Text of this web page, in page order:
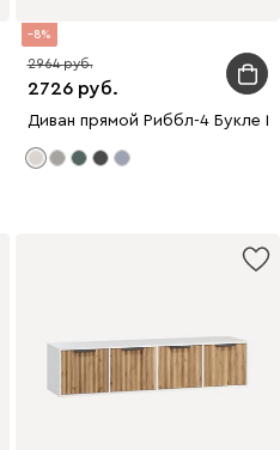
8
2726
2964
Диван прямой Риббл-4 Букле